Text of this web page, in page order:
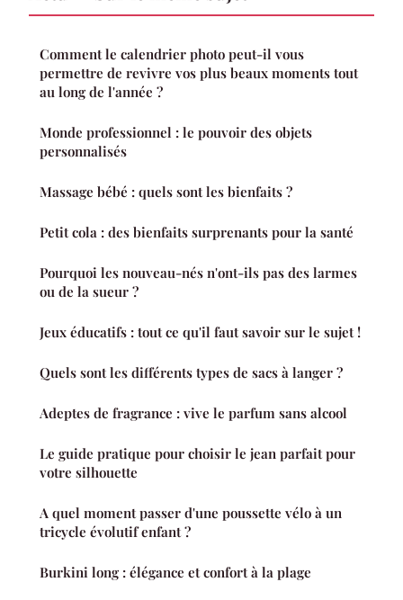
Comment le calendrier photo peut-il vous
permettre de revivre vos plus beaux moments tout
au long de l'année ?
Monde professionnel : le pouvoir des objets
personnalisés
Massage bébé : quels sont les bienfaits ?
Petit cola : des bienfaits surprenants pour la santé
Pourquoi les nouveau-nés n'ont-ils pas des larmes
ou de la sueur ?
Jeux éducatifs : tout ce qu'il faut savoir sur le sujet !
Quels sont les différents types de sacs à langer ?
Adeptes de fragrance : vive le parfum sans alcool
Le guide pratique pour choisir le jean parfait pour
votre silhouette
A quel moment passer d'une poussette vélo à un
tricycle évolutif enfant ?
Burkini long : élégance et confort à la plage